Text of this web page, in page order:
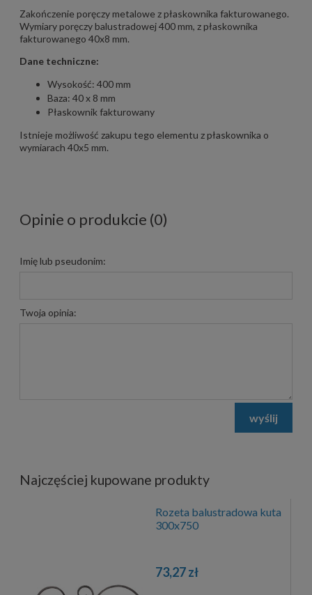
Zakończenie poręczy metalowe z płaskownika fakturowanego.
Wymiary poręczy balustradowej 400 mm, z płaskownika
fakturowanego 40x8 mm.
Dane techniczne:
Wysokość: 400 mm
Baza: 40 x 8 mm
Płaskownik fakturowany
Istnieje możliwość zakupu tego elementu z płaskownika o
wymiarach 40x5 mm.
Opinie o produkcie (0)
Imię lub pseudonim:
Twoja opinia:
wyślij
Najczęściej kupowane produkty
Rozeta balustradowa kuta
300x750
73,27 zł